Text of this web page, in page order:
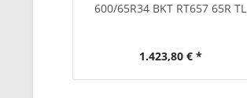
600/65R34 BKT RT657 65R TL
1.423,80 € *